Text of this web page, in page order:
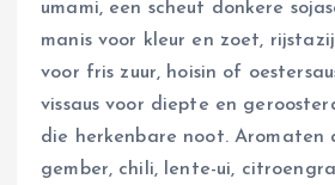
umami, een scheut donkere
manis voor kleur en zoet,
voor fris zuur, hoisin of
vissaus voor diepte en
die herkenbare noot. Aromaten
gember, chili, lente-ui,